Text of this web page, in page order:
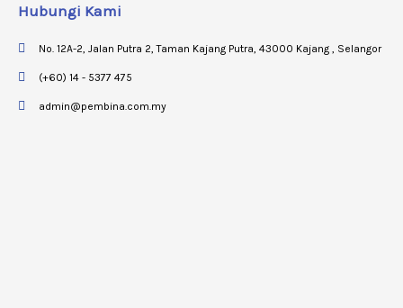
Hubungi Kami
No. 12A-2, Jalan Putra 2, Taman Kajang Putra, 43000 Kajang , Selangor
(+60) 14 - 5377 475
admin@pembina.com.my